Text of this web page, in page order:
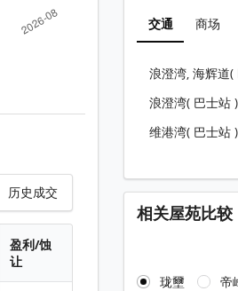
历史成交
盈利/蚀
让
交通 商场
浪澄湾, 海辉道(
浪澄湾( 巴士站 )
维港湾( 巴士站 )
相关屋苑比较
珑壐 帝